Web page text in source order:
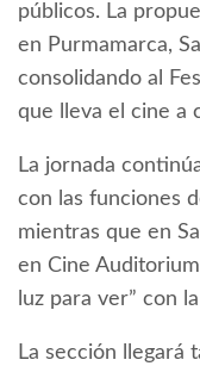
públicos. La
en Purmamarca,
consolidando al
que lleva el cine a
La jornada
con las funciones
mientras que en
en Cine
luz para ver” con
La sección llegará